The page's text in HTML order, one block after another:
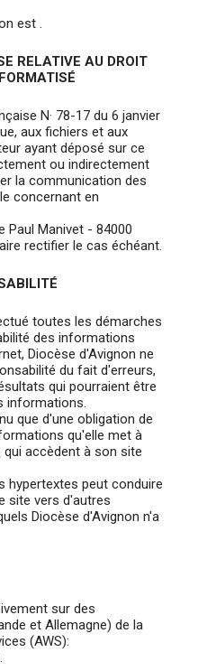
est .
RELATIVE AU DROIT
N· 78-17 du 6 janvier
aux fichiers et aux
ayant déposé sur ce
ou indirectement
la communication des
concernant en
Paul Manivet - 84000
rectifier le cas échéant.
toutes les démarches
des informations
Diocèse d'Avignon ne
du fait d'erreurs,
qui pourraient être
informations.
que d'une obligation de
qu'elle met à
accèdent à son site
hypertextes peut conduire
site vers d'autres
Diocèse d'Avignon n'a
sur des
et Allemagne) de la
(AWS):